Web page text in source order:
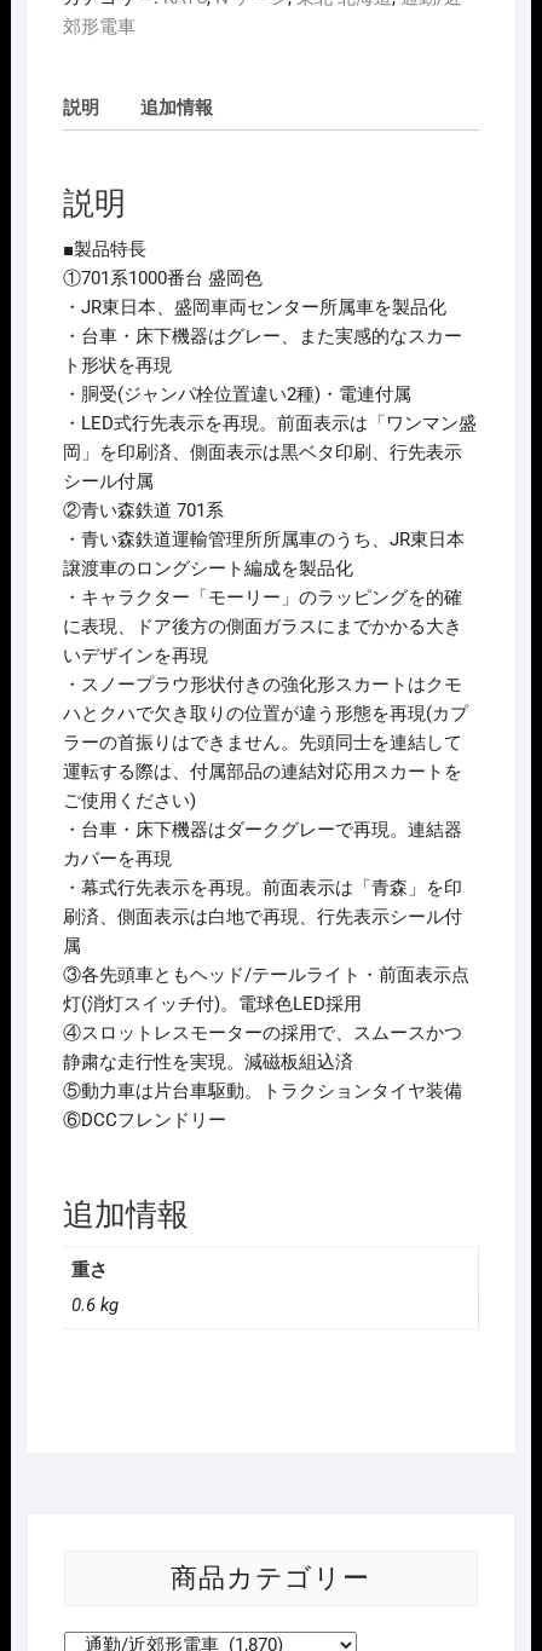
10-
い
森
道
青
い
森
701
系
2
両
ｾ
ｯ
ﾄ
個
郊形電車
説明 追加情報
説明
■製品特長
①701系1000番台 盛岡色
・JR東日本、盛岡車両センター所属車を製品化
・台車・床下機器はグレー、また実感的なスカー
ト形状を再現
・胴受(ジャンパ栓位置違い2種)・電連付属
・LED式行先表示を再現。前面表示は「ワンマン盛
岡」を印刷済、側面表示は黒ベタ印刷、行先表示
シール付属
②青い森鉄道 701系
・青い森鉄道運輸管理所所属車のうち、JR東日本
譲渡車のロングシート編成を製品化
・キャラクター「モーリー」のラッピングを的確
に表現、ドア後方の側面ガラスにまでかかる大き
いデザインを再現
・スノープラウ形状付きの強化形スカートはクモ
ハとクハで欠き取りの位置が違う形態を再現(カプ
ラーの首振りはできません。先頭同士を連結して
運転する際は、付属部品の連結対応用スカートを
ご使用ください)
・台車・床下機器はダークグレーで再現。連結器
カバーを再現
・幕式行先表示を再現。前面表示は「青森」を印
刷済、側面表示は白地で再現、行先表示シール付
属
③各先頭車ともヘッド/テールライト・前面表示点
灯(消灯スイッチ付)。電球色LED採用
④スロットレスモーターの採用で、スムースかつ
静粛な走行性を実現。減磁板組込済
⑤動力車は片台車駆動。トラクションタイヤ装備
⑥DCCフレンドリー
追加情報
重さ
0.6 kg
商品カテゴリー